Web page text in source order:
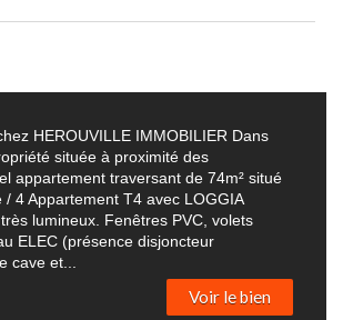
HEROUVILLE IMMOBILIER Dans
située à proximité des
appartement traversant de 74m² situé
/ 4 Appartement T4 avec LOGGIA
lumineux. Fenêtres PVC, volets
ELEC (présence disjoncteur
cave et...
Voir le bien